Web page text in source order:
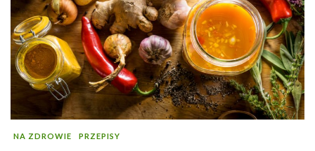
NA ZDROWIE PRZEPISY